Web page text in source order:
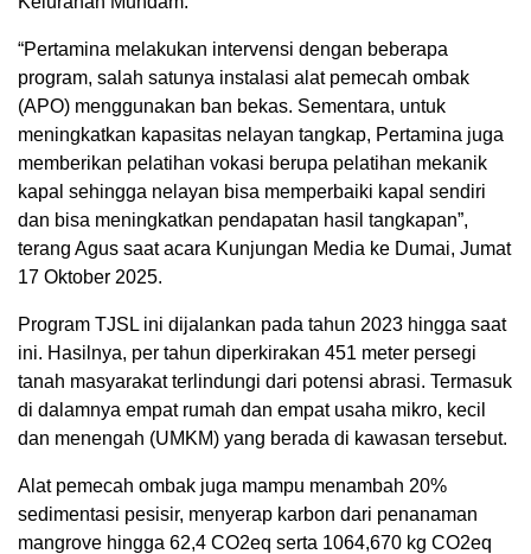
“Pertamina melakukan intervensi dengan beberapa
program, salah satunya instalasi alat pemecah ombak
(APO) menggunakan ban bekas. Sementara, untuk
meningkatkan kapasitas nelayan tangkap, Pertamina juga
memberikan pelatihan vokasi berupa pelatihan mekanik
kapal sehingga nelayan bisa memperbaiki kapal sendiri
dan bisa meningkatkan pendapatan hasil tangkapan”,
terang Agus saat acara Kunjungan Media ke Dumai, Jumat
17 Oktober 2025.
Program TJSL ini dijalankan pada tahun 2023 hingga saat
ini. Hasilnya, per tahun diperkirakan 451 meter persegi
tanah masyarakat terlindungi dari potensi abrasi. Termasuk
di dalamnya empat rumah dan empat usaha mikro, kecil
dan menengah (UMKM) yang berada di kawasan tersebut.
Alat pemecah ombak juga mampu menambah 20%
sedimentasi pesisir, menyerap karbon dari penanaman
mangrove hingga 62,4 CO2eq serta 1064,670 kg CO2eq